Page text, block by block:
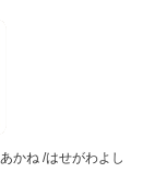
かね /はせがわよし